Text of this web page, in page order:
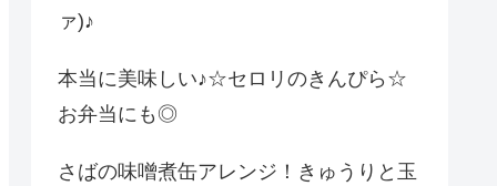
ァ)♪
本当に美味しい♪☆セロリのきんぴら☆
お弁当にも◎
さばの味噌煮缶アレンジ！きゅうりと玉